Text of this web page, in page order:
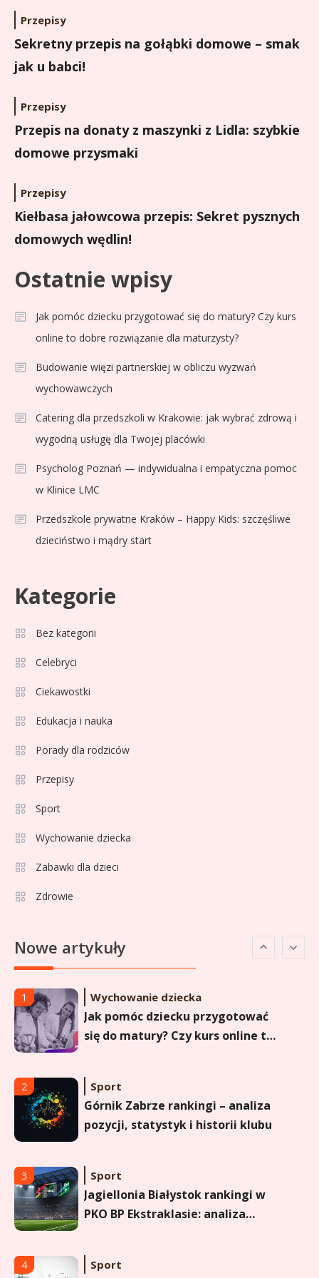
Przepisy
Sekretny przepis na gołąbki domowe – smak
jak u babci!
Przepisy
Przepis na donaty z maszynki z Lidla: szybkie
domowe przysmaki
Przepisy
Kiełbasa jałowcowa przepis: Sekret pysznych
domowych wędlin!
Ostatnie wpisy
Jak pomóc dziecku przygotować się do matury? Czy kurs
online to dobre rozwiązanie dla maturzysty?
Budowanie więzi partnerskiej w obliczu wyzwań
wychowawczych
Catering dla przedszkoli w Krakowie: jak wybrać zdrową i
wygodną usługę dla Twojej placówki
Psycholog Poznań — indywidualna i empatyczna pomoc
w Klinice LMC
Przedszkole prywatne Kraków – Happy Kids: szczęśliwe
dzieciństwo i mądry start
Kategorie
Bez kategorii
Celebryci
Ciekawostki
Edukacja i nauka
Porady dla rodziców
Przepisy
Sport
Wychowanie dziecka
Zabawki dla dzieci
Zdrowie
Nowe artykuły
3 Sport
formy i statystyk
4
La Liga rankingi: Tabela,
Lech Poznań rankingi: Analiza
pozycji w Ekstraklasie i
historyczne dane
1 Wychowanie dziecka
Jak pomóc dziecku przygotować
się do matury? Czy kurs online to
maturzysty?
2 Sport
Górnik Zabrze rankingi – analiza
pozycji, statystyk i historii klubu
3 Sport
Jagiellonia Białystok rankingi w
PKO BP Ekstraklasie: analiza
4 Sport